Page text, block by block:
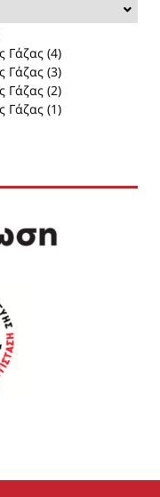
Γάζας (4)
Γάζας (3)
Γάζας (2)
Γάζας (1)